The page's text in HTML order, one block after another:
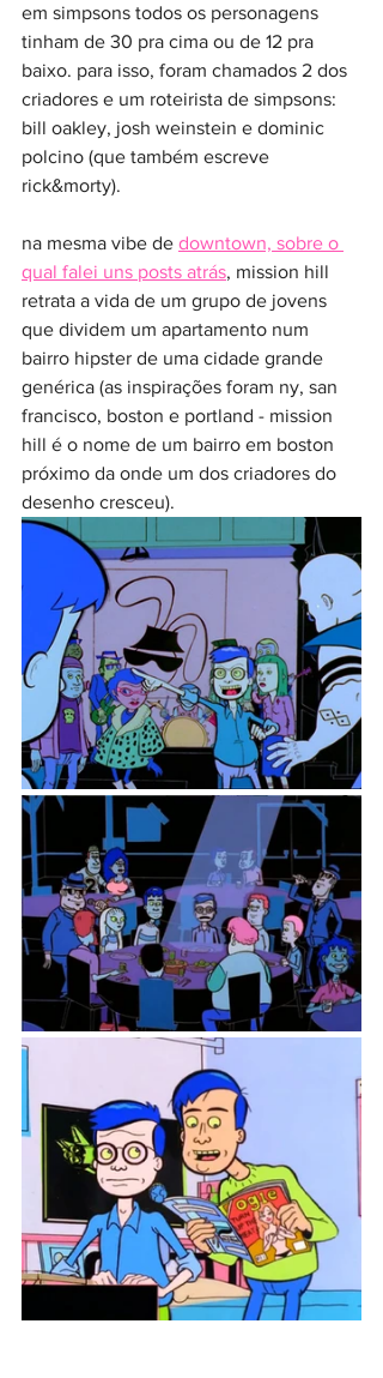
em simpsons todos os personagens
tinham de 30 pra cima ou de 12 pra
baixo. para isso, foram chamados 2 dos
criadores e um roteirista de simpsons:
bill oakley, josh weinstein e dominic
polcino (que também escreve
rick&morty).
na mesma vibe de downtown, sobre o
qual falei uns posts atrás, mission hill
retrata a vida de um grupo de jovens
que dividem um apartamento num
bairro hipster de uma cidade grande
genérica (as inspirações foram ny, san
francisco, boston e portland - mission
hill é o nome de um bairro em boston
próximo da onde um dos criadores do
desenho cresceu).